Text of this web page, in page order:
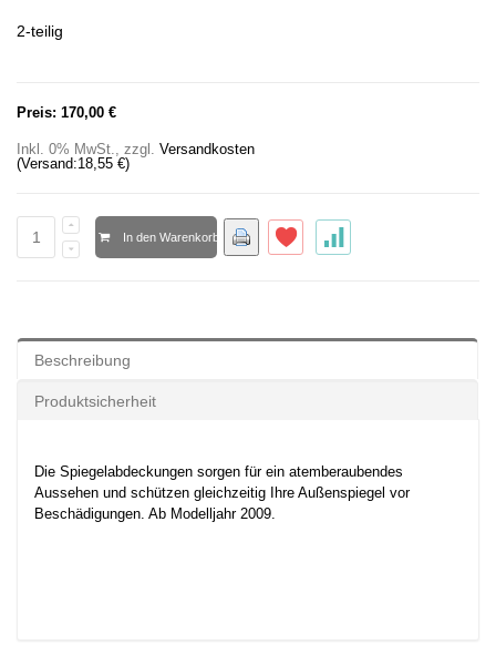
2-teilig
Preis: 170,00 €
Inkl. 0% MwSt., zzgl. Versandkosten
(Versand:18,55 €)
In den Warenkorb
Beschreibung
Produktsicherheit
Die Spiegelabdeckungen sorgen für ein atemberaubendes
Aussehen und schützen gleichzeitig Ihre Außenspiegel vor
Beschädigungen. Ab Modelljahr 2009.